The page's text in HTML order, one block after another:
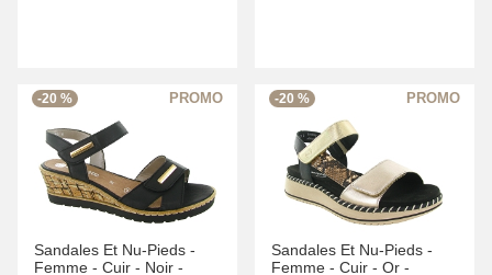
-20 %
Sandales Et Nu-Pieds -
Femme - Cuir - Noir -
-20 %
Sandales Et Nu-Pieds -
Femme - Cuir - Or -